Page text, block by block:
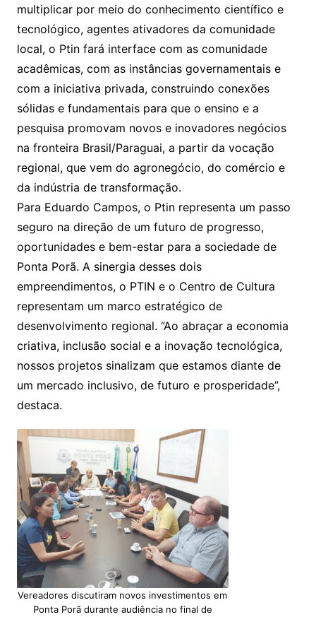
multiplicar por meio do conhecimento científico e
tecnológico, agentes ativadores da comunidade
local, o Ptin fará interface com as comunidade
acadêmicas, com as instâncias governamentais e
com a iniciativa privada, construindo conexões
sólidas e fundamentais para que o ensino e a
pesquisa promovam novos e inovadores negócios
na fronteira Brasil/Paraguai, a partir da vocação
regional, que vem do agronegócio, do comércio e
da indústria de transformação.
Para Eduardo Campos, o Ptin representa um passo
seguro na direção de um futuro de progresso,
oportunidades e bem-estar para a sociedade de
Ponta Porã. A sinergia desses dois
empreendimentos, o PTIN e o Centro de Cultura
representam um marco estratégico de
desenvolvimento regional. “Ao abraçar a economia
criativa, inclusão social e a inovação tecnológica,
nossos projetos sinalizam que estamos diante de
um mercado inclusivo, de futuro e prosperidade”,
destaca.
Vereadores discutiram novos investimentos em
Ponta Porã durante audiência no final de